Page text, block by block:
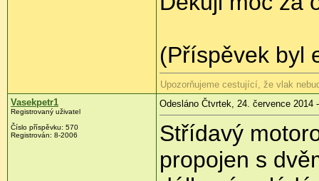
(Příspěvek byl
Upozorňujeme cestující, že vlak
Vasekpetr1
Registrovaný uživatel
Číslo příspěvku: 570
Registrován: 8-2006
Odesláno Čtvrtek, 24. července 2014
Střídavý
propojen s